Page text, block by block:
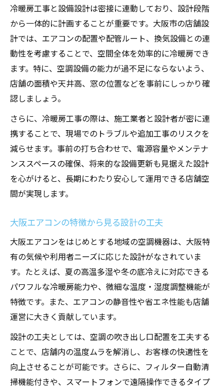
冷暖房工事と設備設計は密接に連動しており、設計段階
から一体的に計画することが重要です。大阪市の店舗設
計では、エアコンの配置や配管ルート、換気設備との連
動性を考慮することで、空間全体を効率的に冷暖房でき
ます。特に、空調設備の能力が過不足にならないよう、
店舗の面積や天井高、窓の位置などを事前にしっかり確
認しましょう。
さらに、冷暖房工事の際は、施工業者と設計者が密に連
携することで、現場でのトラブルや追加工事のリスクを
減らせます。事前の打ち合わせで、電源容量やメンテナ
ンススペースの確保、将来的な設備更新も見据えた設計
を心がけると、長期にわたり安心して運用できる店舗空
間が実現します。
大阪エアコンの特徴から見る設計の工夫
大阪エアコンをはじめとする地域の空調機器は、大阪特
有の気候や利用者ニーズに応じた設計がなされていま
す。たとえば、夏の高温多湿や冬の底冷えに対応できる
パワフルな冷暖房能力や、微細な温度・湿度調整機能が
特徴です。また、エアコンの静音性や省エネ性能も店舗
運営に大きく貢献しています。
設計の工夫としては、空調の吹き出し口配置を工夫する
ことで、店舗内の温度ムラを解消し、お客様の快適性を
向上させることが可能です。さらに、フィルター自動清
掃機能付きや、スマートフォンで遠隔操作できるタイプ